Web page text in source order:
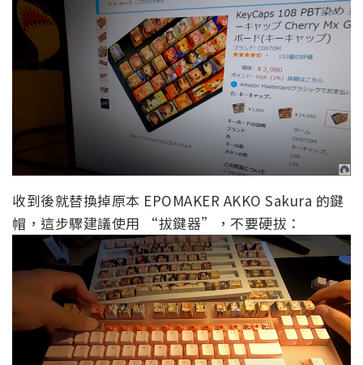
收到後就替換掉原本 EPOMAKER AKKO Sakura 的鍵
帽，這步驟建議使用 “拔鍵器”，不要硬拔：